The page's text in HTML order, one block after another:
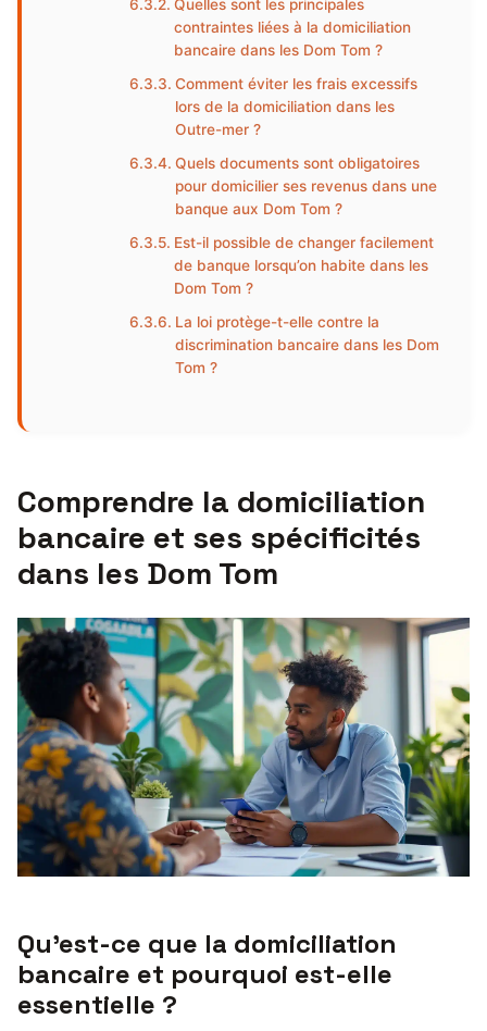
Quelles sont les principales
contraintes liées à la domiciliation
bancaire dans les Dom Tom ?
Comment éviter les frais excessifs
lors de la domiciliation dans les
Outre-mer ?
Quels documents sont obligatoires
pour domicilier ses revenus dans une
banque aux Dom Tom ?
Est-il possible de changer facilement
de banque lorsqu’on habite dans les
Dom Tom ?
La loi protège-t-elle contre la
discrimination bancaire dans les Dom
Tom ?
Comprendre la domiciliation
bancaire et ses spécificités
dans les Dom Tom
Qu’est-ce que la domiciliation
bancaire et pourquoi est-elle
essentielle ?